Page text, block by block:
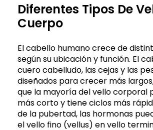
Diferentes Tipos De
Cuerpo
El cabello humano crece de
según su ubicación y función. El
cuero cabelludo, las cejas y las
diseñados para crecer más
que la mayoría del vello corporal
más corto y tiene ciclos más
de la pubertad, las hormonas
el vello fino (vellus) en vello